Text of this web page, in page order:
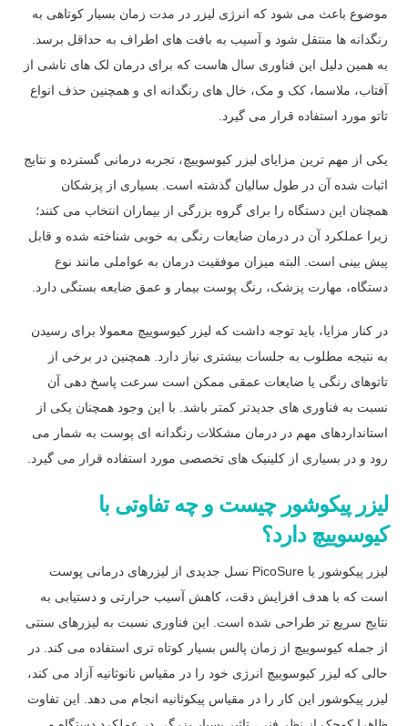
موضوع باعث می شود که انرژی لیزر در مدت زمان بسیار کوتاهی به
رنگدانه ها منتقل شود و آسیب به بافت های اطراف به حداقل برسد.
به همین دلیل این فناوری سال هاست که برای درمان لک های ناشی از
آفتاب، ملاسما، کک و مک، خال های رنگدانه ای و همچنین حذف انواع
تاتو مورد استفاده قرار می گیرد.
یکی از مهم ترین مزایای لیزر کیوسوییچ، تجربه درمانی گسترده و نتایج
اثبات شده آن در طول سالیان گذشته است. بسیاری از پزشکان
همچنان این دستگاه را برای گروه بزرگی از بیماران انتخاب می کنند؛
زیرا عملکرد آن در درمان ضایعات رنگی به خوبی شناخته شده و قابل
پیش بینی است. البته میزان موفقیت درمان به عواملی مانند نوع
دستگاه، مهارت پزشک، رنگ پوست بیمار و عمق ضایعه بستگی دارد.
در کنار مزایا، باید توجه داشت که لیزر کیوسوییچ معمولا برای رسیدن
به نتیجه مطلوب به جلسات بیشتری نیاز دارد. همچنین در برخی از
تاتوهای رنگی یا ضایعات عمقی ممکن است سرعت پاسخ دهی آن
نسبت به فناوری های جدیدتر کمتر باشد. با این وجود همچنان یکی از
استانداردهای مهم در درمان مشکلات رنگدانه ای پوست به شمار می
رود و در بسیاری از کلینیک های تخصصی مورد استفاده قرار می گیرد.
لیزر پیکوشور چیست و چه تفاوتی با
کیوسوییچ دارد؟
لیزر پیکوشور یا PicoSure نسل جدیدی از لیزرهای درمانی پوست
است که با هدف افزایش دقت، کاهش آسیب حرارتی و دستیابی به
نتایج سریع تر طراحی شده است. این فناوری نسبت به لیزرهای سنتی
از جمله کیوسوییچ از زمان پالس بسیار کوتاه تری استفاده می کند. در
حالی که لیزر کیوسوییچ انرژی خود را در مقیاس نانوثانیه آزاد می کند،
لیزر پیکوشور این کار را در مقیاس پیکوثانیه انجام می دهد. این تفاوت